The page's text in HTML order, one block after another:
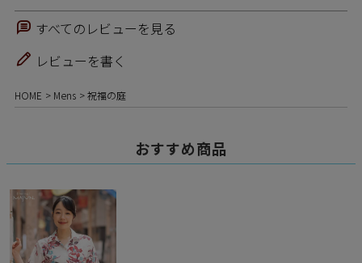
すべてのレビューを見る
レビューを書く
HOME Mens 祝福の庭
おすすめ商品